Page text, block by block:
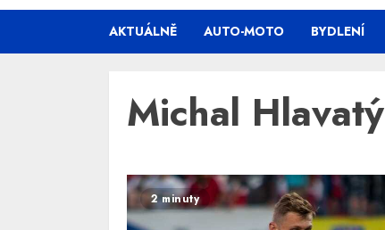
AKTUÁLNĚ AUTO-MOTO BYDLENÍ
Michal Hlavatý
2 minuty